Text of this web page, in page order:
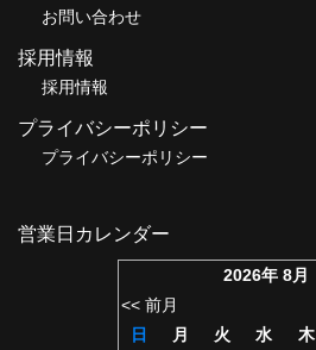
お問い合わせ
採用情報
採用情報
プライバシーポリシー
プライバシーポリシー
営業日カレンダー
2026年 8月
<< 前月
日
月 火 水 木